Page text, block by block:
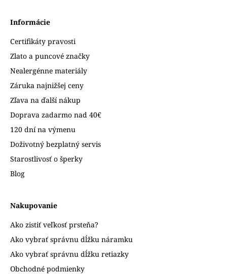
Informácie
Certifikáty pravosti
Zlato a puncové značky
Nealergénne materiály
Záruka najnižšej ceny
Zľava na ďalší nákup
Doprava zadarmo nad 40€
120 dní na výmenu
Doživotný bezplatný servis
Starostlivosť o šperky
Blog
Nakupovanie
Ako zistiť veľkosť prsteňa?
Ako vybrať správnu dĺžku náramku
Ako vybrať správnu dĺžku retiazky
Obchodné podmienky